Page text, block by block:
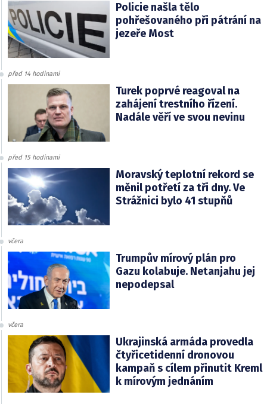
Policie našla tělo
pohřešovaného při pátrání na
jezeře Most
před 14 hodinami
Turek poprvé reagoval na
zahájení trestního řízení.
Nadále věří ve svou nevinu
před 15 hodinami
Moravský teplotní rekord se
měnil potřetí za tři dny. Ve
Strážnici bylo 41 stupňů
včera
Trumpův mírový plán pro
Gazu kolabuje. Netanjahu jej
nepodepsal
včera
Ukrajinská armáda provedla
čtyřicetidenní dronovou
kampaň s cílem přinutit Kreml
k mírovým jednáním